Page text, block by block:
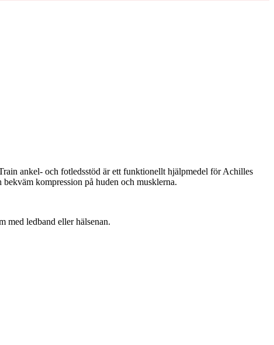
ankel- och fotledsstöd är ett funktionellt hjälpmedel för Achilles
kompression på huden och musklerna.
med ledband eller hälsenan.